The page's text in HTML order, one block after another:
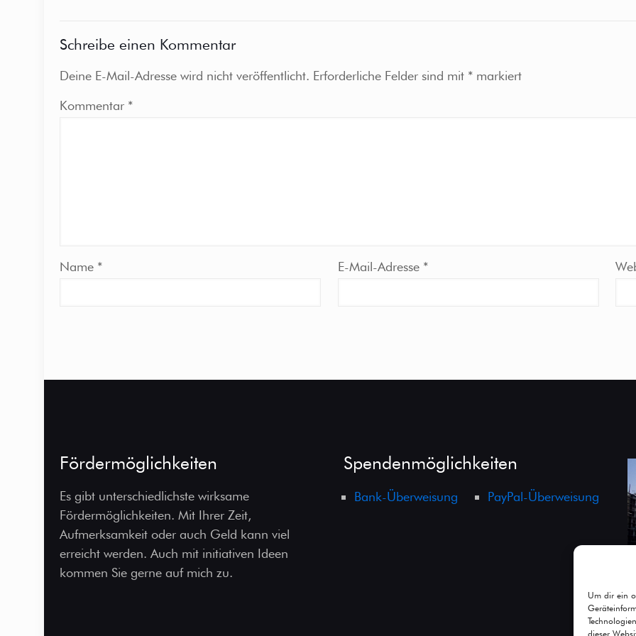
Um dir ein
dieser
Schreibe einen Kommentar
Deine E-Mail-Adresse wird nicht veröffentlicht. Erforderliche Felder sind mit * markiert
Kommentar *
Name * E-Mail-Adresse *
Fördermöglichkeiten
Es gibt unterschiedlichste wirksame
Fördermöglichkeiten. Mit Ihrer Zeit,
Aufmerksamkeit oder auch Geld kann viel
erreicht werden. Auch mit initiativen Ideen
kommen Sie gerne auf mich zu.
Spendenmöglichkeiten
Bank-Überweisung PayPal-Überweisung